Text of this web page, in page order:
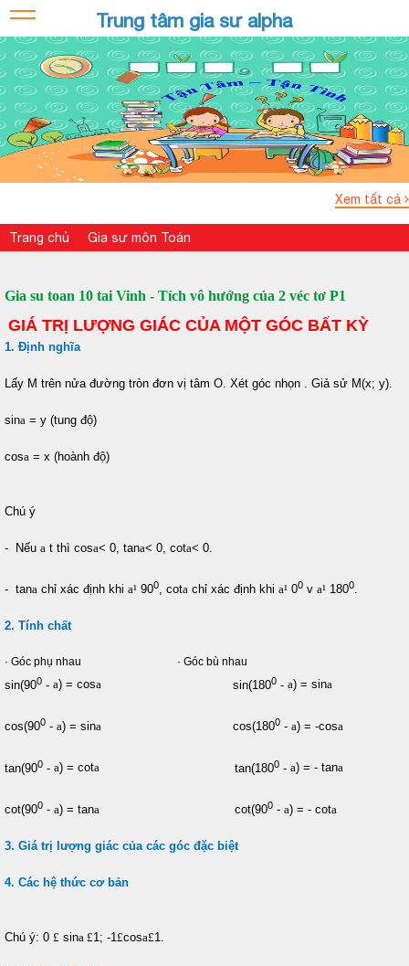
Trung tâm gia sư alpha
Xem tất cả
Trang chủ Gia sư môn Toán
Gia su toan 10 tai Vinh - Tích vô hướng của 2 véc tơ P1
GIÁ TRỊ LƯỢNG GIÁC CỦA MỘT GÓC BẤT KỲ
1. Định nghĩa
Lấy M trên nửa đường tròn đơn vị tâm O. Xét góc nhọn . Giả sử M(x; y).
sina = y (tung độ)
cosa = x (hoành độ)
Chú ý
- Nếu a t thì cosa< 0, tana< 0, cota< 0.
- tana chỉ xác định khi a¹ 900, cota chỉ xác định khi a¹ 00 v a¹ 1800.
2. Tính chất
· Góc phụ nhau · Góc bù nhau
sin(900 - a) = cosa sin(1800 - a) = sina
cos(900 - a) = sina cos(1800 - a) = -cosa
tan(900 - a) = cota tan(1800 - a) = - tana
cot(900 - a) = tana cot(900 - a) = - cota
3. Giá trị lượng giác của các góc đặc biệt
4. Các hệ thức cơ bản
Chú ý: 0 £ sina £1; -1£cosa£1.